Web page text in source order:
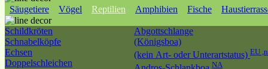
Säugetiere Vögel Reptilien Amphibien Fische
Schildkröten
Schnabelköpfe
Echsen
Doppelschleichen
Abgottschlange
(Königsboa)
(kein Art- oder Unterartstatus) EU
NA